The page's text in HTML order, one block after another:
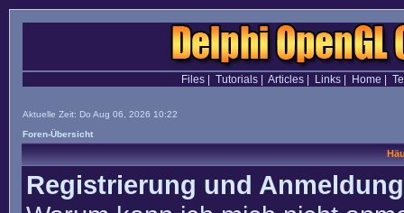
Files| Tutorials| Articles| Links| Home
Aktuelle Zeit: Do Aug 06, 2026 10:22
Foren-Übersicht
Registrierung und Anmeldung